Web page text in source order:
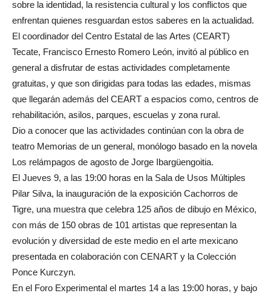
sobre la identidad, la resistencia cultural y los conflictos que
enfrentan quienes resguardan estos saberes en la actualidad.
El coordinador del Centro Estatal de las Artes (CEART)
Tecate, Francisco Ernesto Romero León, invitó al público en
general a disfrutar de estas actividades completamente
gratuitas, y que son dirigidas para todas las edades, mismas
que llegarán además del CEART a espacios como, centros de
rehabilitación, asilos, parques, escuelas y zona rural.
Dio a conocer que las actividades continúan con la obra de
teatro Memorias de un general, monólogo basado en la novela
Los relámpagos de agosto de Jorge Ibargüengoitia.
El Jueves 9, a las 19:00 horas en la Sala de Usos Múltiples
Pilar Silva, la inauguración de la exposición Cachorros de
Tigre, una muestra que celebra 125 años de dibujo en México,
con más de 150 obras de 101 artistas que representan la
evolución y diversidad de este medio en el arte mexicano
presentada en colaboración con CENART y la Colección
Ponce Kurczyn.
En el Foro Experimental el martes 14 a las 19:00 horas, y bajo